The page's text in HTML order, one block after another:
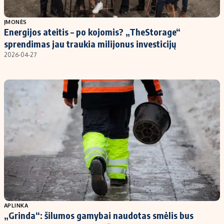
Populiarios temos
Investavimas
Akcijų rinka
Infliacija
Migracija
Titulinis
Nedarbo išmokos skaičiuoklė
Būsto finansai
Įdomios naujienos
Apie mus
Redakcijos politika
Privatumo politika
Turinio žymėjimo taisyklės
ĮMONĖS
Energijos ateitis – po kojomis? „TheStorage“
sprendimas jau traukia milijonus investicijų
2026-04-27
APLINKA
„Grinda“: šilumos gamybai naudotas smėlis bus